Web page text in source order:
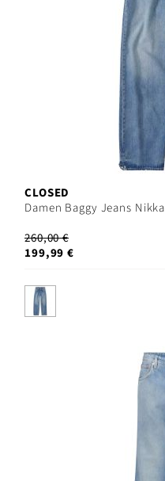
CLOSED
Damen Baggy Jeans Nikka
260,00 €
199,99 €